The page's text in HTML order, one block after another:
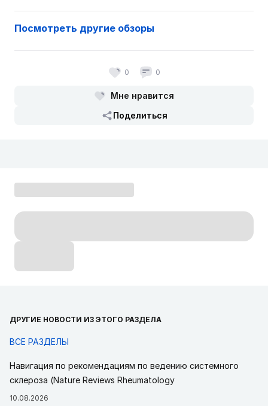
Посмотреть другие обзоры
0 0
Мне нравится
Поделиться
ДРУГИЕ НОВОСТИ ИЗ ЭТОГО РАЗДЕЛА
ВСЕ РАЗДЕЛЫ
Навигация по рекомендациям по ведению системного
склероза (Nature Reviews Rheumatology
10.08.2026